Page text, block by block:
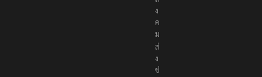
อ
สั
ง
ค
ม
ส่